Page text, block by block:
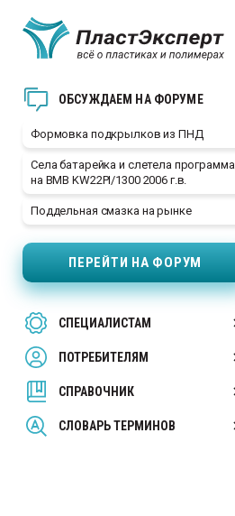
ОБСУЖДАЕМ НА ФОРУМЕ
Формовка подкрылков из ПНД
Села батарейка и слетела программа
на BMB KW22PI/1300 2006 г.в.
Поддельная смазка на рынке
ПЕРЕЙТИ НА ФОРУМ
СПЕЦИАЛИСТАМ
ПОТРЕБИТЕЛЯМ
СПРАВОЧНИК
СЛОВАРЬ ТЕРМИНОВ